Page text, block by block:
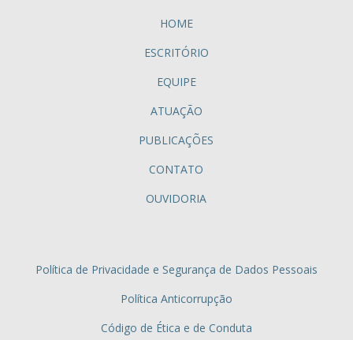
HOME
ESCRITÓRIO
EQUIPE
ATUAÇÃO
PUBLICAÇÕES
CONTATO
OUVIDORIA
Política de Privacidade e Segurança de Dados Pessoais
Política Anticorrupção
Código de Ética e de Conduta